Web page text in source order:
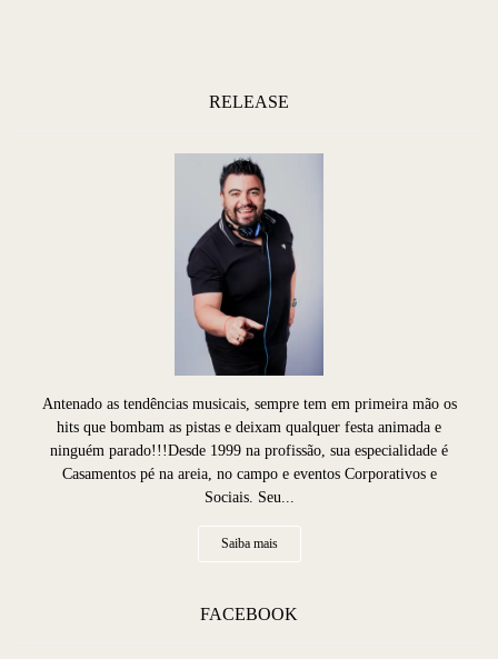
RELEASE
Antenado as tendências musicais, sempre tem em primeira mão os
hits que bombam as pistas e deixam qualquer festa animada e
ninguém parado!!!Desde 1999 na profissão, sua especialidade é
Casamentos pé na areia, no campo e eventos Corporativos e
Sociais. Seu...
Saiba mais
FACEBOOK